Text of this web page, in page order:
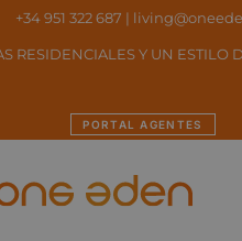
+34 951 322 687 |
RESIDENCIALES Y UN ESTILO
PORTAL AGENTES